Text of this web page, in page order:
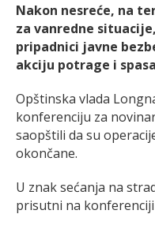
Nakon nesreće, na
za vanredne
pripadnici javne
akciju potrage i
Opštinska vlada
konferenciju za
saopštili da su
okončane.
U znak sećanja na
prisutni na